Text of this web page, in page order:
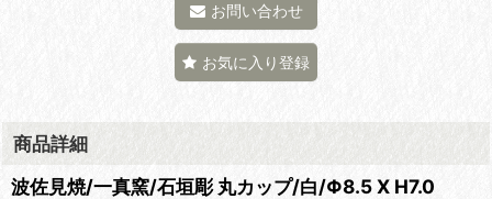
お問い合わせ
お気に入り登録
商品詳細
波佐見焼/一真窯/石垣彫 丸カップ/白/Φ8.5 X H7.0